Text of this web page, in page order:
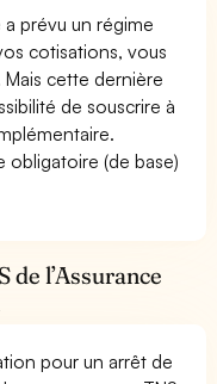
prévu un régime
cotisations, vous
cette dernière
de souscrire à
obligatoire (de base)
l’Assurance
pour un arrêt de